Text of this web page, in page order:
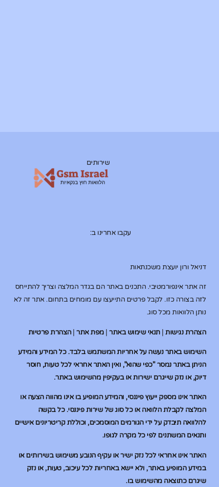
דניאל ורון יועצת משכנתאות
זה אתר אינפורמטיבי. התכנים באתר הם בגדר המלצה וצריך להתייחס
לזה בצורה כזו. לקבל פרטים התייעצו עם מומחים בתחום. אתר זה לא
נותן הלוואות מכל סוג.
הצהרת נגישות|תנאי שימוש באתר|מפת אתר|הצהרת פרטיות
השימוש באתר נעשה על אחריות המשתמש בלבד. כל המידע והמידע
הניתן באתר נמסר "כפי שהוא", ואין האתר אחראי לכל טעות, חוסר
דיוק, או נזק שייגרם ישירות או בעקיפין מהשימוש באתר.
האתר אינו מספק ייעוץ פיננסי, והמידע המופיע בו אינו מהווה הצעה או
המלצה לקבלת הלוואה או כל סוג של שירות פיננסי. כל בקשה
להלוואה תיבדק על ידי הגורמים המוסמכים, וכוללת קריטריונים אישיים
ותנאים המשתנים לפי כל מקרה לגופו.
האתר אינו אחראי לכל נזק ישיר או עקיף הנובע משימוש בשירותים או
במידע המופיע באתר, ולא יישא באחריות לכל עיכוב, טעות, או נזק
שיגרם כתוצאה מהשימוש בו.
שירותים
עקבו אחרינו ב: